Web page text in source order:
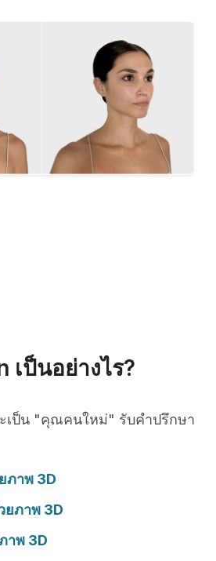
ป็นอย่างไร?
เป็น "คุณคนใหม่" รับคำปรึกษา
ภาพ 3D
ยภาพ 3D
าพ 3D